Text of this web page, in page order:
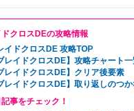
クロスDEの攻略情報
イドクロスDE 攻略TOP
レイドクロスDE】攻略チャート
レイドクロスDE】クリア後要素
レイドクロスDE】取り返しのつ
事をチェック！